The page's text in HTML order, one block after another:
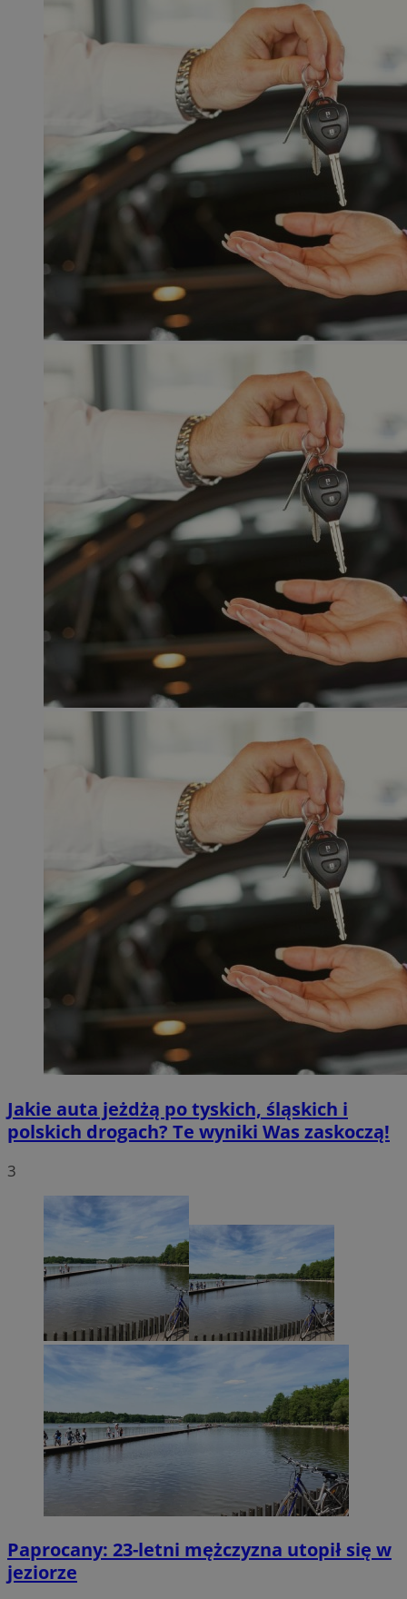
Jakie auta jeżdżą po tyskich, śląskich i
polskich drogach? Te wyniki Was zaskoczą!
3
Paprocany: 23-letni mężczyzna utopił się w
jeziorze